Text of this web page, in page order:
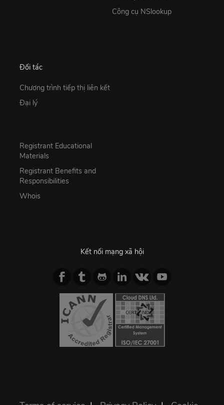
Công cụ NSlookup
Đối tác
Chương trình tiếp thị liên kết
Đại lý
Registrant Educational
Materials
Registrant Benefits and
Responsibilities
Whois
Kết nối mạng xã hội